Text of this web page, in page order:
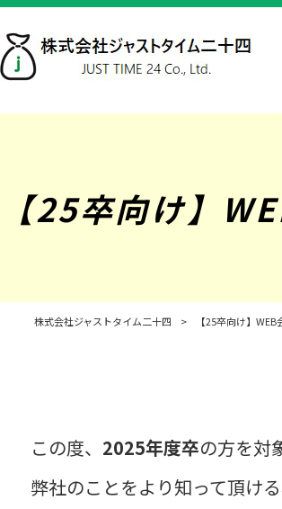
【25卒向け】
株式会社ジャストタイム二十四 > 【25卒向け】
この度、 2025年度卒の方を対
弊社のことをより知って頂け